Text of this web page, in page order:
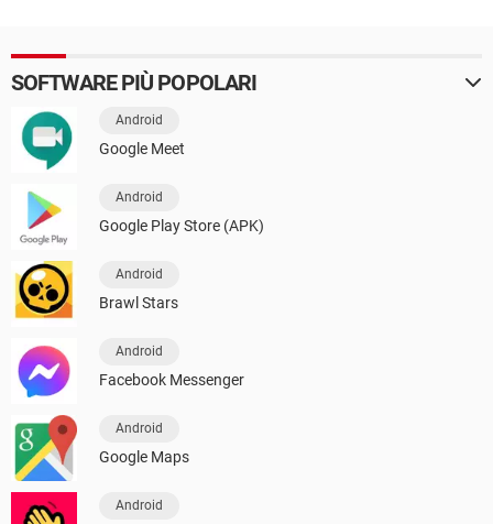
SOFTWARE PIÙ POPOLARI
Android
Google Meet
Android
Google Play Store (APK)
Android
Brawl Stars
Android
Facebook Messenger
Android
Google Maps
Android